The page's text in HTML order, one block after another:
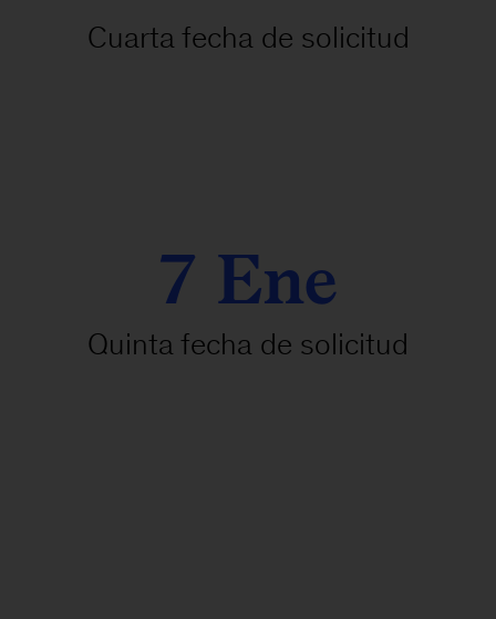
Cuarta fecha de solicitud
7 Ene
Quinta fecha de solicitud